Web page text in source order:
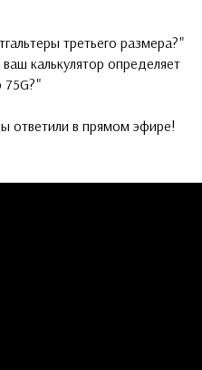
третьего размера?"
калькулятор определяет
75G?"
ответили в прямом эфире!